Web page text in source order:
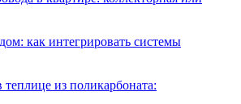
как интегрировать системы
теплице из поликарбоната: